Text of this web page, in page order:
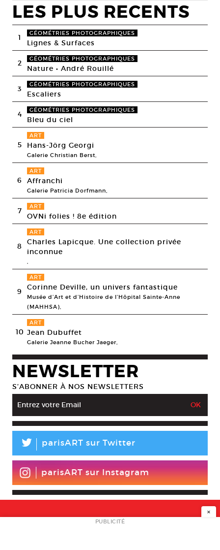
LES PLUS RECENTS
1 GÉOMÉTRIES PHOTOGRAPHIQUES
Lignes & Surfaces
2 GÉOMÉTRIES PHOTOGRAPHIQUES
Nature • André Rouillé
3 GÉOMÉTRIES PHOTOGRAPHIQUES
Escaliers
4 GÉOMÉTRIES PHOTOGRAPHIQUES
Bleu du ciel
5
ART
Hans-Jörg Georgi
Galerie Christian Berst,
6
ART
Affranchi
Galerie Patricia Dorfmann,
7 ART
OVNi folies ! 8e édition
8
ART
Charles Lapicque. Une collection privée
inconnue
,
9
ART
Corinne Deville, un univers fantastique
Musée d’Art et d’Histoire de l’Hôpital Sainte-Anne
(MAHHSA),
10
ART
Jean Dubuffet
Galerie Jeanne Bucher Jaeger,
NEWSLETTER
S’ABONNER À NOS NEWSLETTERS
L parisART sur Twitter
parisART sur Instagram
NEWSLETTER
×
PUBLICITÉ